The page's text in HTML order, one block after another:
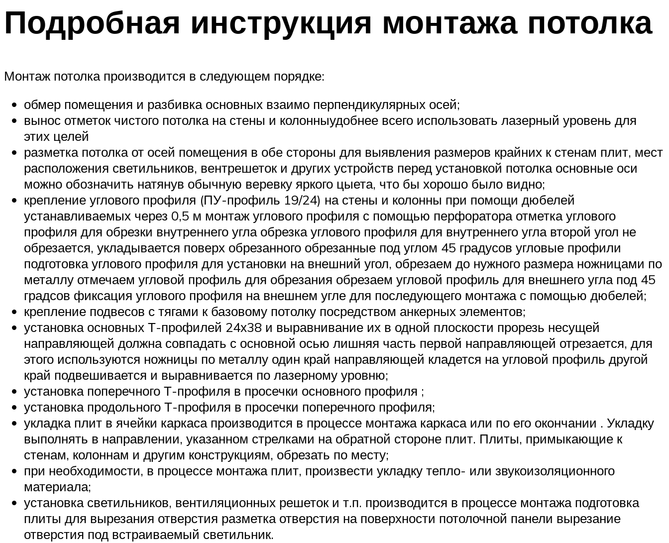
Подробная инструкция монтажа потолка
Монтаж потолка производится в следующем порядке:
обмер помещения и разбивка основных взаимо перпендикулярных осей;
вынос отметок чистого потолка на стены и колонныудобнее всего использовать лазерный уровень для
этих целей
разметка потолка от осей помещения в обе стороны для выявления размеров крайних к стенам плит, мест
расположения светильников, вентрешеток и других устройств перед установкой потолка основные оси
можно обозначить натянув обычную веревку яркого цыета, что бы хорошо было видно;
крепление углового профиля (ПУ-профиль 19/24) на стены и колонны при помощи дюбелей
устанавливаемых через 0,5 м монтаж углового профиля с помощью перфоратора отметка углового
профиля для обрезки внутреннего угла обрезка углового профиля для внутреннего угла второй угол не
обрезается, укладывается поверх обрезанного обрезанные под углом 45 градусов угловые профили
подготовка углового профиля для установки на внешний угол, обрезаем до нужного размера ножницами по
металлу отмечаем угловой профиль для обрезания обрезаем угловой профиль для внешнего угла под 45
градсов фиксация углового профиля на внешнем угле для последующего монтажа с помощью дюбелей;
крепление подвесов с тягами к базовому потолку посредством анкерных элементов;
установка основных Т-профилей 24х38 и выравнивание их в одной плоскости прорезь несущей
направляющей должна совпадать с основной осью лишняя часть первой направляющей отрезается, для
этого используются ножницы по металлу один край направляющей кладется на угловой профиль другой
край подвешивается и выравнивается по лазерному уровню;
установка поперечного Т-профиля в просечки основного профиля ;
установка продольного Т-профиля в просечки поперечного профиля;
укладка плит в ячейки каркаса производится в процессе монтажа каркаса или по его окончании . Укладку
выполнять в направлении, указанном стрелками на обратной стороне плит. Плиты, примыкающие к
стенам, колоннам и другим конструкциям, обрезать по месту;
при необходимости, в процессе монтажа плит, произвести укладку тепло- или звукоизоляционного
материала;
установка светильников, вентиляционных решеток и т.п. производится в процессе монтажа подготовка
плиты для вырезания отверстия разметка отверстия на поверхности потолочной панели вырезание
отверстия под встраиваемый светильник.